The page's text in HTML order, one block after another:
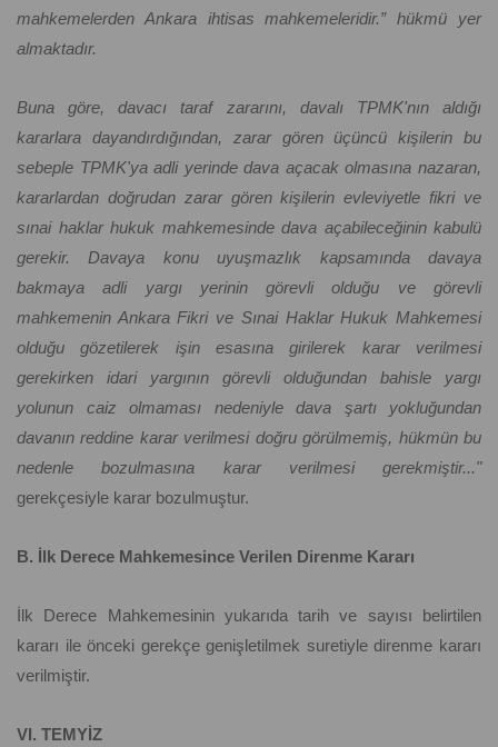
mahkemelerden Ankara ihtisas mahkemeleridir.” hükmü yer
almaktadır.
Buna göre, davacı taraf zararını, davalı TPMK'nın aldığı
kararlara dayandırdığından, zarar gören üçüncü kişilerin bu
sebeple TPMK'ya adli yerinde dava açacak olmasına nazaran,
kararlardan doğrudan zarar gören kişilerin evleviyetle fikri ve
sınai haklar hukuk mahkemesinde dava açabileceğinin kabulü
gerekir. Davaya konu uyuşmazlık kapsamında davaya
bakmaya adli yargı yerinin görevli olduğu ve görevli
mahkemenin Ankara Fikri ve Sınai Haklar Hukuk Mahkemesi
olduğu gözetilerek işin esasına girilerek karar verilmesi
gerekirken idari yargının görevli olduğundan bahisle yargı
yolunun caiz olmaması nedeniyle dava şartı yokluğundan
davanın reddine karar verilmesi doğru görülmemiş, hükmün bu
nedenle bozulmasına karar verilmesi gerekmiştir..."
gerekçesiyle karar bozulmuştur.
B. İlk Derece Mahkemesince Verilen Direnme Kararı
İlk Derece Mahkemesinin yukarıda tarih ve sayısı belirtilen
kararı ile önceki gerekçe genişletilmek suretiyle direnme kararı
verilmiştir.
VI. TEMYİZ